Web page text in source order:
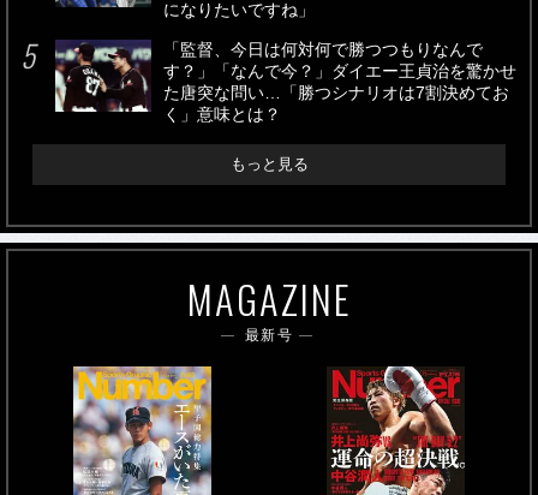
になりたいですね」
「監督、今日は何対何で勝つつもりなんで
す？」「なんで今？」ダイエー王貞治を驚かせ
た唐突な問い…「勝つシナリオは7割決めてお
く」意味とは？
もっと見る
MAGAZINE
最新号